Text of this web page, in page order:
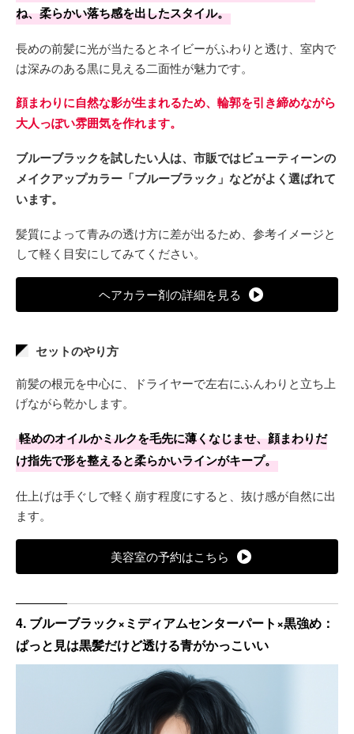
ね、柔らかい落ち感を出したスタイル。
長めの前髪に光が当たるとネイビーがふわりと透け、室内で
は深みのある黒に見える二面性が魅力です。
顔まわりに自然な影が生まれるため、輪郭を引き締めながら
大人っぽい雰囲気を作れます。
ブルーブラックを試したい人は、市販ではビューティーンの
メイクアップカラー「ブルーブラック」などがよく選ばれて
います。
髪質によって青みの透け方に差が出るため、参考イメージと
して軽く目安にしてみてください。
ヘアカラー剤の詳細を見る
セットのやり方
前髪の根元を中心に、ドライヤーで左右にふんわりと立ち上
げながら乾かします。
軽めのオイルかミルクを毛先に薄くなじませ、顔まわりだ
け指先で形を整えると柔らかいラインがキープ。
仕上げは手ぐしで軽く崩す程度にすると、抜け感が自然に出
ます。
美容室の予約はこちら
4. ブルーブラック×ミディアムセンターパート×黒強め：
ぱっと見は黒髪だけど透ける青がかっこいい